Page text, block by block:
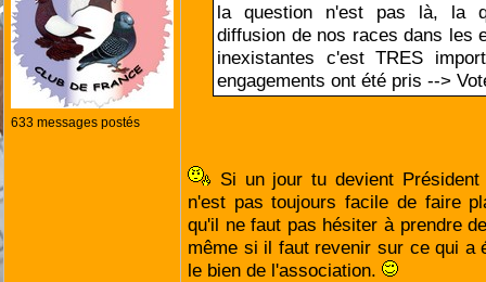
633 messages postés
la question n'est pas là, la
diffusion de nos races dans les
inexistantes c'est TRES
engagements ont été pris -->
Si un jour tu devient
n'est pas toujours facile de faire
qu'il ne faut pas hésiter à prendre
même si il faut revenir sur ce qui a
le bien de l'association.